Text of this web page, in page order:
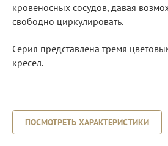
кровеносных сосудов, давая
свободно циркулировать.
Серия представлена тремя
кресел.
ПОСМОТРЕТЬ ХАРАКТЕРИСТИКИ